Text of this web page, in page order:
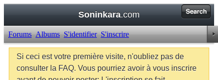
Soninkara.com
Forums Albums S'identifier S'inscrire
Si ceci est votre première visite, n'oubliez pas de
consulter la FAQ. Vous pourriez avoir à vous inscrire